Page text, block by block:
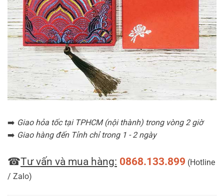
➡️ Giao hỏa tốc tại TPHCM (nội thành) trong vòng 2 giờ
➡️ Giao hàng đến Tỉnh chỉ trong 1 - 2 ngày
☎Tư vấn và mua hàng: 0868.133.899 (Hotline
/ Zalo)